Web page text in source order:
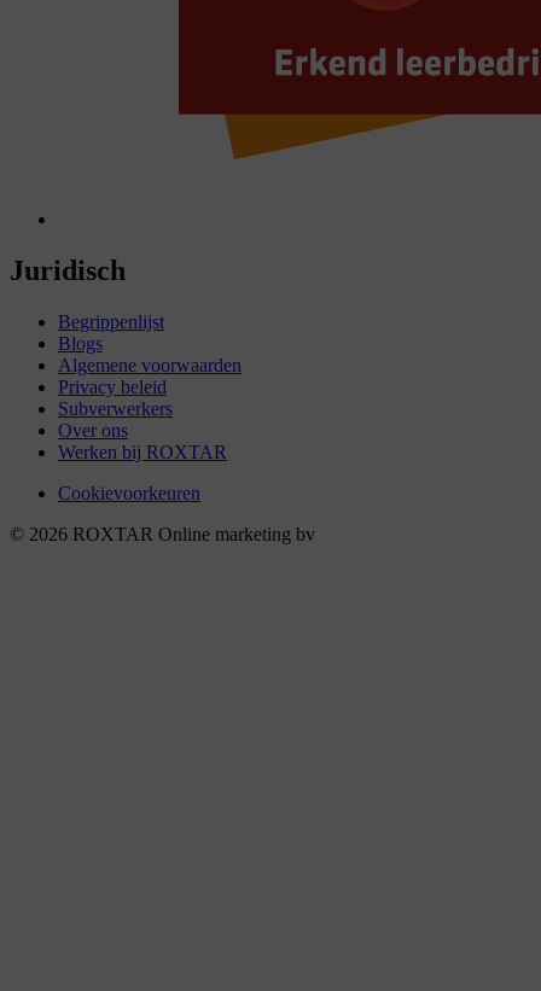
Juridisch
Begrippenlijst
Blogs
Algemene voorwaarden
Privacy beleid
Subverwerkers
Over ons
Werken bij ROXTAR
Cookievoorkeuren
© 2026 ROXTAR Online marketing bv